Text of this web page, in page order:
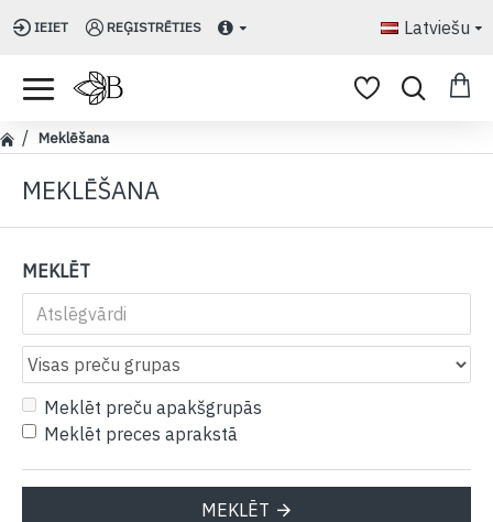
IEIET REĢISTRĒTIES Latviešu
Meklēšana
MEKLĒŠANA
MEKLĒT
Meklēt preču apakšgrupās
Meklēt preces aprakstā
MEKLĒT